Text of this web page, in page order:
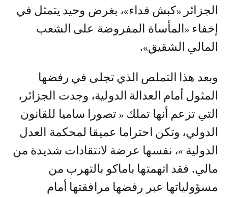
الجزائر «كبش فداء»، بغرض وحيد يتمثل في
إخفاء «المأساة المفروضة على الشعب
المالي الشقيق».
وبعد هذا التملص الذي تجلى في رفضها
المثول أمام العدالة الدولية، وجدت الجزائر،
التي تزعم أنها تملك « تصورا ساميا للقانون
الدولي، وتكن احتراما عميقا لمحكمة العدل
الدولية »، نفسها عرضة لانتقادات شديدة من
مالي. فقد اتهمتها باماكو بالتهرب من
مسؤولياتها عبر رفضها مرافقتها أمام